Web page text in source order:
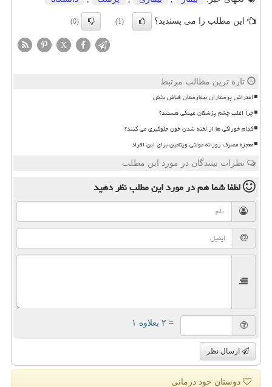
این مطلب را می پسندید؟ (1)
(0)
X
تازه ترین مطالب مرتبط
اعتراض پرستاران بیمارستان فیاض بخش
چرا اغلب چشم پزشکان عینکی هستند؟
کدام خوراکی ها از لخته شدن خون جلوگیری می کنند؟
معجزه مصرف روزانه مولتی ویتامین برای این افراد
نظرات بینندگان در مورد این مطلب
لطفا شما همدر مورد این مطلبنظر دهید
= ۲ بعلاوه ۱
ارسال نظر
دوستان خود درمانی